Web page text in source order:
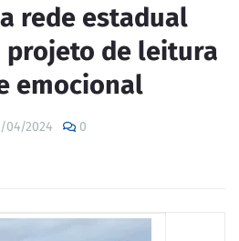
rede estadual
projeto de leitura
emocional
04/2024 0